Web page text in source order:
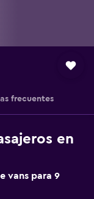
frecuentes
en
vans para 9